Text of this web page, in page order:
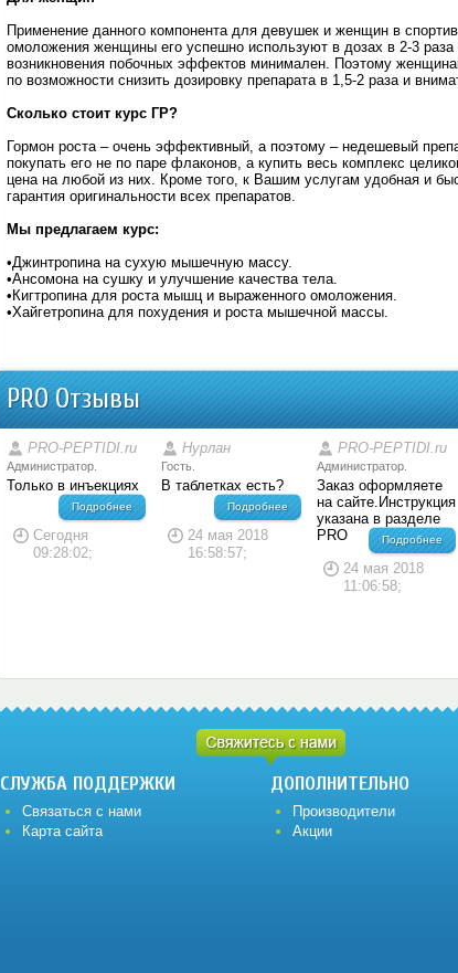
Применение данного компонента для девушек и женщин в
омоложения женщины его успешно используют в дозах в 2-3
возникновения побочных эффектов минимален. Поэтому
по возможности снизить дозировку препарата в 1,5-2 раза и
Сколько стоит курс ГР?
Гормон роста – очень эффективный, а поэтому – недешевый
покупать его не по паре флаконов, а купить весь комплекс
цена на любой из них. Кроме того, к Вашим услугам удобная и
гарантия оригинальности всех препаратов.
Мы предлагаем курс:
•Джинтропина на сухую мышечную массу.
•Ансомона на сушку и улучшение качества тела.
•Кигтропина для роста мышц и выраженного омоложения.
•Хайгетропина для похудения и роста мышечной массы.
PRO Отзывы
PRO-PEPTIDI.ru
Администратор.
Только в инъекциях
Подробнее
Сегодня
09:28:02;
Нурлан
Гость.
В таблетках есть?
Подробнее
24 мая 2018
16:58:57;
PRO-PEPTIDI.ru
Администратор.
Заказ оформляете
на сайте.Инструкция
указана в разделе
PRO
Подробнее
24 мая 2018
11:06:58;
СЛУЖБА ПОДДЕРЖКИ
Связаться с нами
Карта сайта
ДОПОЛНИТЕЛЬНО
Производители
Акции